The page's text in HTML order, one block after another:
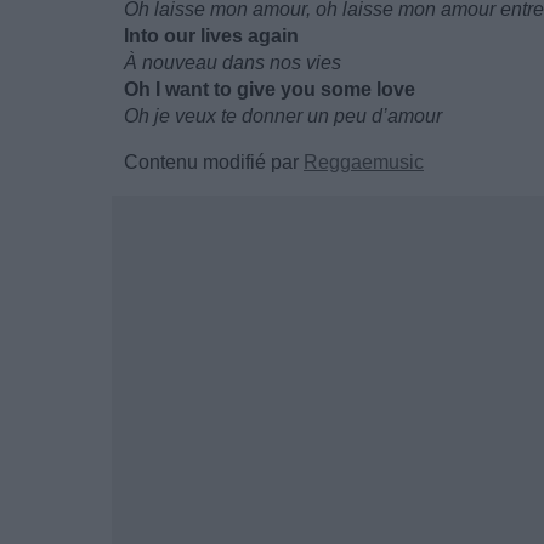
Oh laisse mon amour, oh laisse mon amour
Into our lives again
À nouveau dans nos vies
Oh I want to give you some love
Oh je veux te donner un peu d’amour
Contenu modifié par Reggaemusic